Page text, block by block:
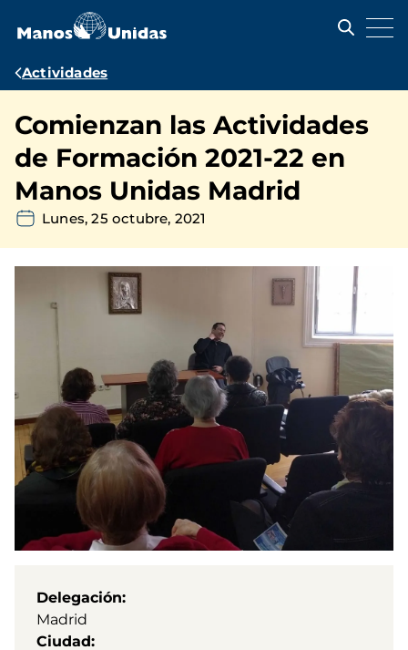
contenido
Ruta
navegación
Actividades
Comienzan las Actividades
de Formación 2021-22 en
Manos Unidas Madrid
Lunes, 25 octubre, 2021
Delegación
Madrid
Ciudad